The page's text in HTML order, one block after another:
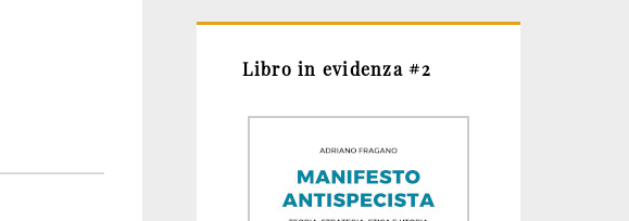
Libro in evidenza #2